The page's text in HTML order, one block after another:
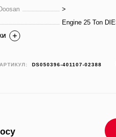
>
Engine 25 Ton
АРТИКУЛ: DS050396-401107-02388